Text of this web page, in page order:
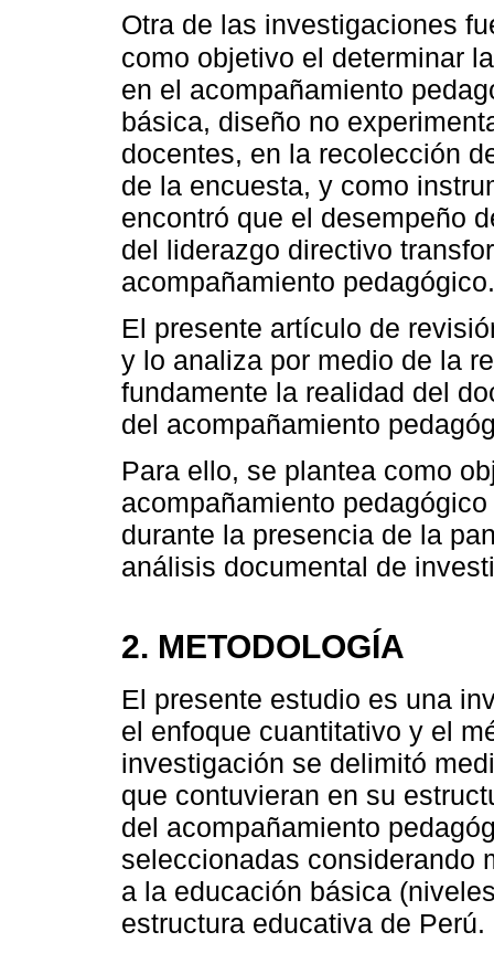
Otra de las investigaciones
como objetivo el determinar
en el acompañamiento
básica, diseño no
docentes, en la recolección
de la encuesta, y como
encontró que el desempeño
del liderazgo directivo
acompañamiento pedagógico.
El presente artículo de
y lo analiza por medio de la
fundamente la realidad del
del acompañamiento
Para ello, se plantea como
acompañamiento
durante la presencia de la
análisis documental de
2. METODOLOGÍA
El presente estudio es una
el enfoque cuantitativo y el
investigación se delimitó
que contuvieran en su
del acompañamiento
seleccionadas considerando
a la educación básica
estructura educativa de Perú.